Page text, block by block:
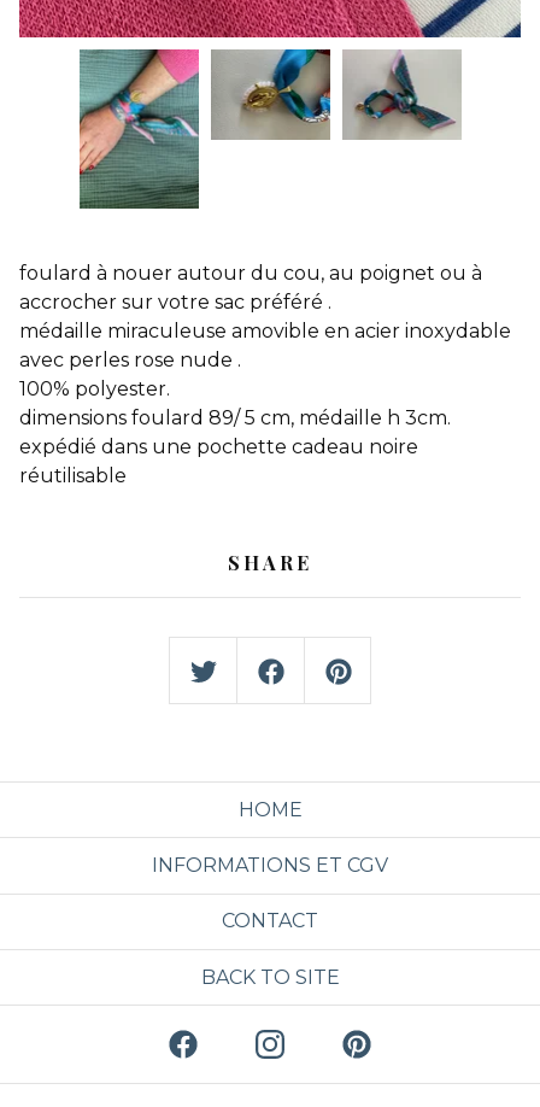
foulard à nouer autour du cou, au poignet ou à
accrocher sur votre sac préféré .
médaille miraculeuse amovible en acier inoxydable
avec perles rose nude .
100% polyester.
dimensions foulard 89/ 5 cm, médaille h 3cm.
expédié dans une pochette cadeau noire
réutilisable
SHARE
HOME
INFORMATIONS ET CGV
CONTACT
BACK TO SITE